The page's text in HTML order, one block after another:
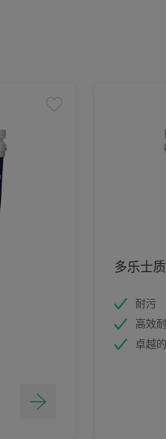
多乐士
耐污
高效
卓越